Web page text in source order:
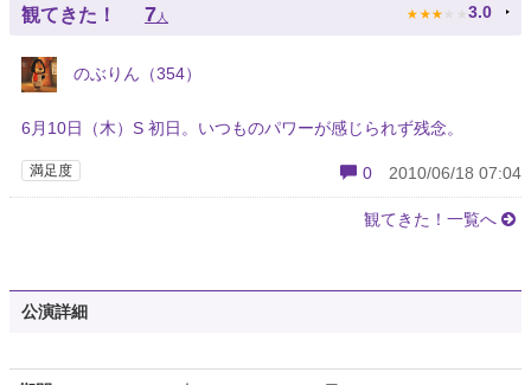
観てきた！ 7人 ★ ★ ★ ★ ★ 3.0
のぶりん（354）
6月10日（木）S 初日。いつものパワーが感じられず残念。
満足度 0 2010/06/18 07:04
観てきた！一覧へ
公演詳細